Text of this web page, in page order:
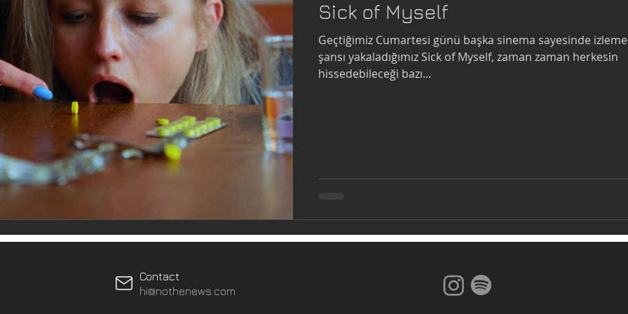
Sick of Myself
Geçtiğimiz Cumartesi günü başka sinema sayesinde izleme
şansı yakaladığımız Sick of Myself, zaman zaman herkesin
hissedebileceği bazı...
Contact
hi@nothenews.com